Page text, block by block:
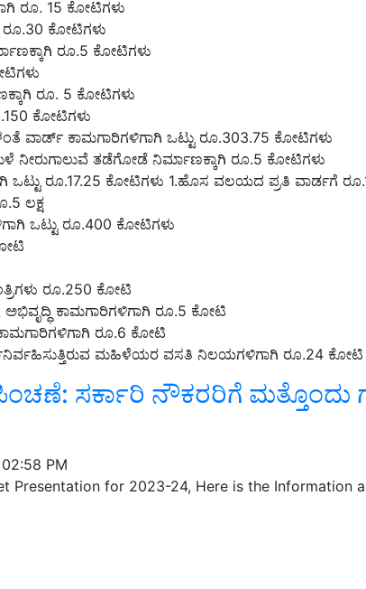
ರೂ.30 ಕೋಟಿಗಳು
ರೂ.5 ಕೋಟಿಗಳು
ರೂ. 5 ಕೋಟಿಗಳು
ಕೋಟಿಗಳು
ವಾರ್ಡ್ ಕಾಮಗಾರಿಗಳಿಗಾಗಿ ಒಟ್ಟು ರೂ.303.75 ಕೋಟಿಗಳು
ನೀರುಗಾಲುವೆ ತಡೆಗೋಡೆ ನಿರ್ಮಾಣಕ್ಕಾಗಿ ರೂ.5 ಕೋಟಿಗಳು
ಒಟ್ಟು ರೂ.17.25 ಕೋಟಿಗಳು 1.ಹೊಸ ವಲಯದ ಪ್ರತಿ ವಾರ್ಡಗೆ
ಲಕ್ಷ
ಒಟ್ಟು ರೂ.400 ಕೋಟಿಗಳು
ರೂ.250 ಕೋಟಿ
ಅಭಿವೃದ್ಧಿ ಕಾಮಗಾರಿಗಳಿಗಾಗಿ ರೂ.5 ಕೋಟಿ
ಕಾಮಗಾರಿಗಳಿಗಾಗಿ ರೂ.6 ಕೋಟಿ
ಮಹಿಳೆಯರ ವಸತಿ ನಿಲಯಗಳಿಗಾಗಿ ರೂ.24 ಕೋಟಿ
ಸರ್ಕಾರಿ ನೌಕರರಿಗೆ ಮತ್ತೊಂದು
Presentation for 2023-24, Here is the Information